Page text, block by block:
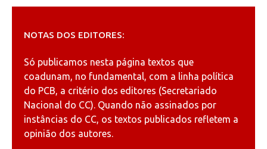
NOTAS DOS EDITORES:
Só publicamos nesta página textos que
coadunam, no fundamental, com a linha política
do PCB, a critério dos editores (Secretariado
Nacional do CC). Quando não assinados por
instâncias do CC, os textos publicados refletem a
opinião dos autores.